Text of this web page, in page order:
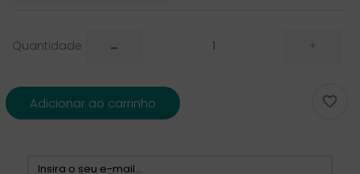
Quantidade
Adicionar ao carrinho 